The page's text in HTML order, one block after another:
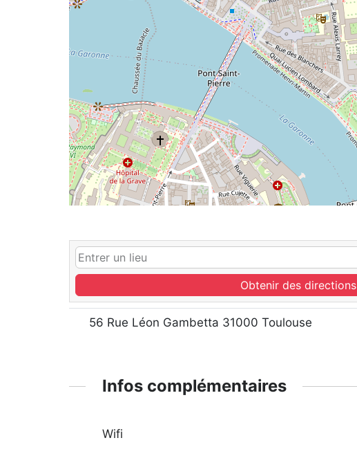
Obtenir des directions
56 Rue Léon Gambetta 31000 Toulouse
Infos complémentaires
Wifi